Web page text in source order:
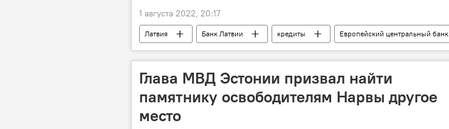
1 августа 2022, 20:17
Латвия Банк Латвии кредиты Европейский центральный банк
Глава МВД Эстонии призвал найти
памятнику освободителям Нарвы другое
место